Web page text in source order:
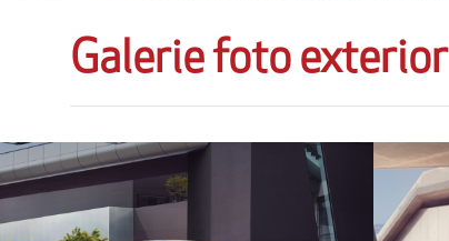
Galerie foto exterior